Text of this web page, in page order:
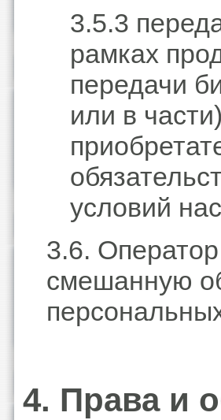
3.5.3
рамках
передачи
или в
условий
3.6.
смешанную
4. Права и